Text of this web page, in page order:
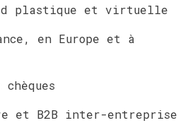
plastique et virtuelle
en Europe et à
chèques
et B2B inter-entreprise